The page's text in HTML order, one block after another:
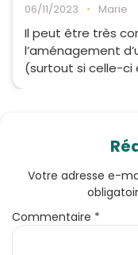
06/11/2023 • Marie
Il peut être très
l’aménagement
(surtout si celle-ci
Votre adresse e-
Commentaire *